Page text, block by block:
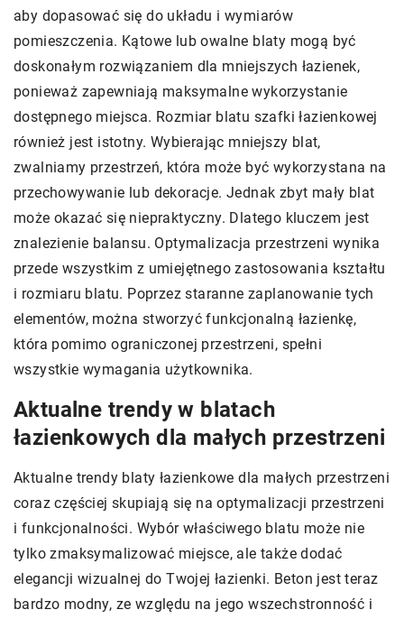
aby dopasować się do układu i wymiarów
pomieszczenia. Kątowe lub owalne blaty mogą być
doskonałym rozwiązaniem dla mniejszych łazienek,
ponieważ zapewniają maksymalne wykorzystanie
dostępnego miejsca. Rozmiar blatu szafki łazienkowej
również jest istotny. Wybierając mniejszy blat,
zwalniamy przestrzeń, która może być wykorzystana na
przechowywanie lub dekoracje. Jednak zbyt mały blat
może okazać się niepraktyczny. Dlatego kluczem jest
znalezienie balansu. Optymalizacja przestrzeni wynika
przede wszystkim z umiejętnego zastosowania kształtu
i rozmiaru blatu. Poprzez staranne zaplanowanie tych
elementów, można stworzyć funkcjonalną łazienkę,
która pomimo ograniczonej przestrzeni, spełni
wszystkie wymagania użytkownika.
Aktualne trendy w blatach
łazienkowych dla małych przestrzeni
Aktualne trendy blaty łazienkowe dla małych przestrzeni
coraz częściej skupiają się na optymalizacji przestrzeni
i funkcjonalności. Wybór właściwego blatu może nie
tylko zmaksymalizować miejsce, ale także dodać
elegancji wizualnej do Twojej łazienki. Beton jest teraz
bardzo modny, ze względu na jego wszechstronność i